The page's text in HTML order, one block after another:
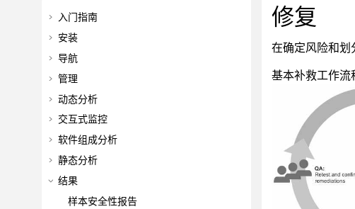
入门指南
安装
导航
管理
动态分析
交互式监控
软件组成分析
静态分析
结果
样本安全性报告
修复
在确定风险和划
基本补救工作流